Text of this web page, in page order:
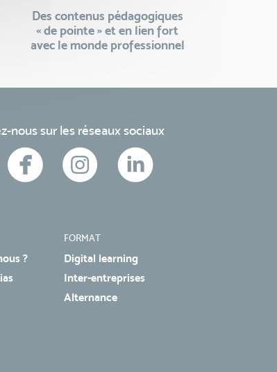
Des contenus pédagogiques
« de pointe » et en lien fort
avec le monde professionnel
nous sur les réseaux sociaux
?
FORMAT
Digital learning
Inter-entreprises
Alternance